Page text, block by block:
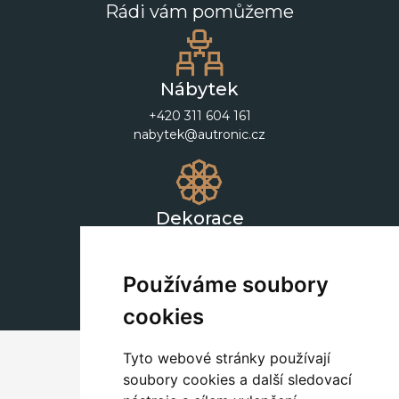
Používáme soubory
cookies
Tyto webové stránky používají
soubory cookies a další sledovací
Rádi vám pomůžeme
Nábytek
+420 311 604 161
nabytek@autronic.cz
Dekorace